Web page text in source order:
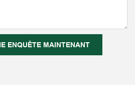
ENQUÊTE MAINTENANT